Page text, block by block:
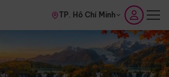
TP. Hồ Chí Minh